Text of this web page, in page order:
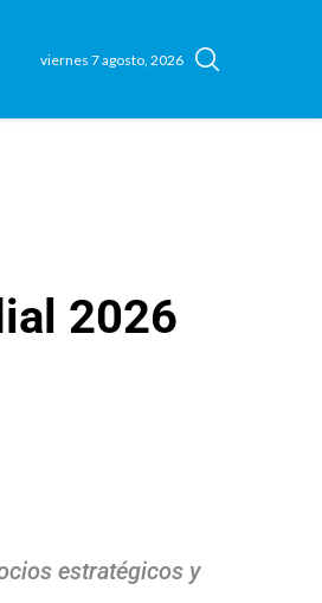
viernes 7 agosto, 2026
2026
estratégicos y